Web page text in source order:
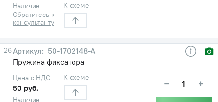
Наличие
Обратитесь к
консультанту
К схеме
26
50-1702148-А
Пружина фиксатора
Наличие
Цена с НДС
50 руб.
К схеме − +